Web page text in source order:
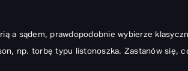
a sądem, prawdopodobnie wybierze
np. torbę typu listonoszka. Zastanów się,